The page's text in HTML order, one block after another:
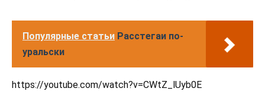
Популярные статьи Расстегаи по-
уральски
https://youtube.com/watch?v=CWtZ_lUyb0E